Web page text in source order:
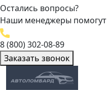
Остались вопросы?
Наши менеджеры помогут
8 (800) 302-08-89
Заказать звонок